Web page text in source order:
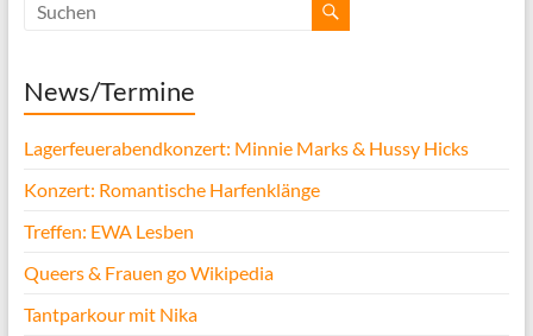
News/Termine
Lagerfeuerabendkonzert: Minnie Marks & Hussy Hicks
Konzert: Romantische Harfenklänge
Treffen: EWA Lesben
Queers & Frauen go Wikipedia
Tantparkour mit Nika